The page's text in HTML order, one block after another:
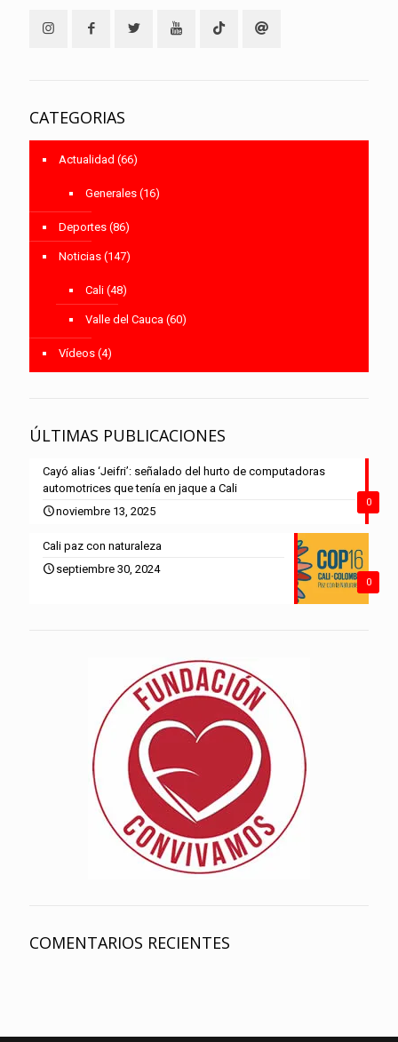
CATEGORIAS
Actualidad (66)
Generales (16)
Deportes (86)
Noticias (147)
Cali (48)
Valle del Cauca (60)
Vídeos (4)
ÚLTIMAS PUBLICACIONES
0
Cayó alias ‘Jeifri’: señalado del hurto de computadoras
automotrices que tenía en jaque a Cali
noviembre 13, 2025
0
Cali paz con naturaleza
septiembre 30, 2024
COMENTARIOS RECIENTES